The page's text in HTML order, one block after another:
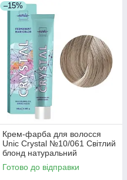
–15%
Крем-фарба для волосся
Unic Crystal №10/061 Світлий
блонд натуральний
фіолетово-попелястий 100
мл
Готово до відправки